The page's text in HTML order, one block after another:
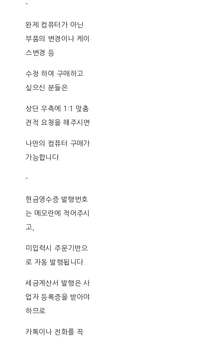
-
완제 컴퓨터가 아닌
부품의 변경이나 케이
스변경 등
수정 하여 구매하고
싶으신 분들은
상단 우측에 1:1 맞춤
견적 요청을 해주시면
나만의 컴퓨터 구매가
가능합니다.
-
현금영수증 발행번호
는 메모란에 적어주시
고,
미입력시 주문기반으
로 자동 발행됩니다.
세금계산서 발행은 사
업자 등록증을 받아야
하므로
카톡이나 전화를 꼭